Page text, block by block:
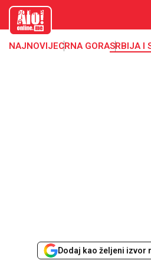
aloonline.
me
NAJNOVIJECRNA GORASRBIJA I
Dodaj kao željeni izvor